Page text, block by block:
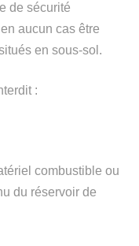
de sécurité
aucun cas être
en sous-sol.
:
combustible ou
du réservoir de